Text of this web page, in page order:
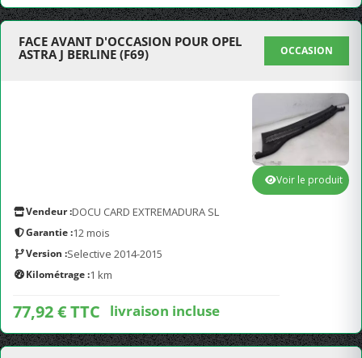
FACE AVANT D'OCCASION POUR OPEL
ASTRA J BERLINE (F69)
OCCASION
Vendeur :DOCU CARD EXTREMADURA SL
Garantie :12 mois
Version :Selective 2014-2015
Kilométrage :1 km
77,92 € TTC livraison incluse
Voir le produit